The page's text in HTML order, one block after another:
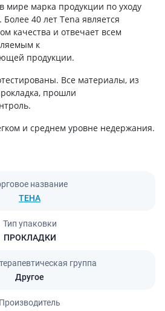
мире марка продукции по уходу
40 лет Tena является
качества и отвечает всем
к
продукции.
Все материалы, из
прошли
и среднем уровне недержания.
название
ТЕНА
Тип упаковки
ПРОКЛАДКИ
группа
Другое
Производитель